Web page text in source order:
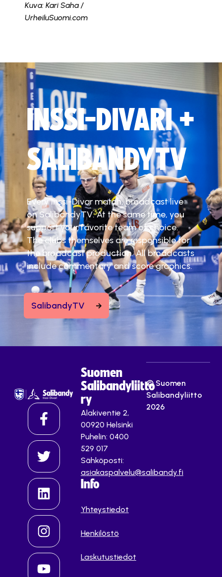
Kuva: Kari Saha /
UrheiluSuomi.com
INSSI-DIVARI +
SALIBANDYTV
Every Inssi-Divar match, broadcast live
on SalibandyTV. At the same time, you
support your favorite team of choice.
The clubs themselves are responsible for
the broadcast production. All broadcasts
include commentary and score graphics.
SalibandyTV
Suomen
Salibandyliitto
ry
Alakiventie 2,
00920 Helsinki
Puhelin: 0400
529 017
Sähköposti:
asiakaspalvelu@salibandy.fi
Info
Yhteystiedot
Henkilöstö
Laskutustiedot
© Suomen
Salibandyliitto
2026